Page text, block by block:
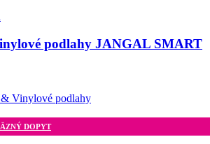
podlahy JANGAL SMART
Vinylové podlahy
DOPYT